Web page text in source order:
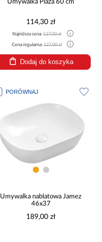
Umywalka Plaza 60 cm
114,30 zł
Najniższa cena:127,00 zł
Cena regularna:127,00 zł
Dodaj do koszyka
PORÓWNAJ
Umywalka nablatowa Jamez
46x37
189,00 zł